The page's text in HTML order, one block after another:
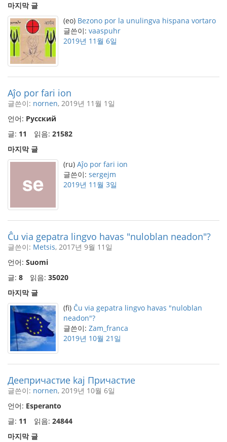
마지막 글
(eo) Bezono por la unulingva hispana vortaro
글쓴이: vaaspuhr
2019년 11월 6일
Aĵo por fari ion
글쓴이: nornen, 2019년 11월 1일
언어: Русский
글: 11 읽음: 21582
마지막 글
(ru) Aĵo por fari ion
글쓴이: sergejm
2019년 11월 3일
Ĉu via gepatra lingvo havas "nuloblan neadon"?
글쓴이: Metsis, 2017년 9월 11일
언어: Suomi
글: 8 읽음: 35020
마지막 글
(fi) Ĉu via gepatra lingvo havas "nuloblan
neadon"?
글쓴이: Zam_franca
2019년 10월 21일
Деепричастие kaj Причастие
글쓴이: nornen, 2019년 10월 6일
언어: Esperanto
글: 11 읽음: 24844
마지막 글